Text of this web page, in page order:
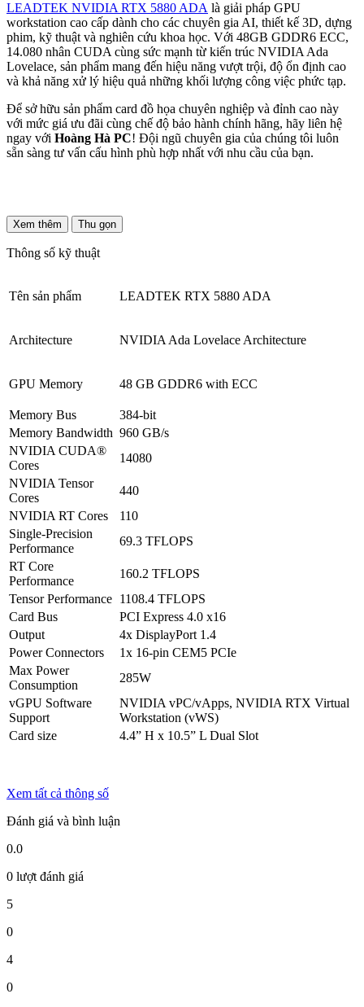
LEADTEK NVIDIA RTX 5880 ADA là giải pháp GPU
workstation cao cấp dành cho các chuyên gia AI, thiết kế 3D, dựng
phim, kỹ thuật và nghiên cứu khoa học. Với 48GB GDDR6 ECC,
14.080 nhân CUDA cùng sức mạnh từ kiến trúc NVIDIA Ada
Lovelace, sản phẩm mang đến hiệu năng vượt trội, độ ổn định cao
và khả năng xử lý hiệu quả những khối lượng công việc phức tạp.
Để sở hữu sản phẩm card đồ họa chuyên nghiệp và đỉnh cao này
với mức giá ưu đãi cùng chế độ bảo hành chính hãng, hãy liên hệ
ngay với Hoàng Hà PC! Đội ngũ chuyên gia của chúng tôi luôn
sẵn sàng tư vấn cấu hình phù hợp nhất với nhu cầu của bạn.
Xem thêm Thu gọn
Thông số kỹ thuật
Tên sản phẩm LEADTEK RTX 5880 ADA
Architecture NVIDIA Ada Lovelace Architecture
GPU Memory 48 GB GDDR6 with ECC
Memory Bus
384-bit
Memory Bandwidth 960 GB/s
NVIDIA CUDA®
Cores
14080
NVIDIA Tensor
Cores
440
NVIDIA RT Cores
110
Single-Precision
Performance
69.3 TFLOPS
RT Core
Performance
160.2 TFLOPS
Tensor Performance 1108.4 TFLOPS
Card Bus
PCI Express 4.0 x16
Output
4x DisplayPort 1.4
Power Connectors
1x 16-pin CEM5 PCIe
Max Power
Consumption
285W
vGPU Software
Support
NVIDIA vPC/vApps, NVIDIA RTX Virtual
Workstation (vWS)
Card size
4.4” H x 10.5” L Dual Slot
Xem tất cả thông số
Đánh giá và bình luận
0.0
0 lượt đánh giá
5
0
4
0